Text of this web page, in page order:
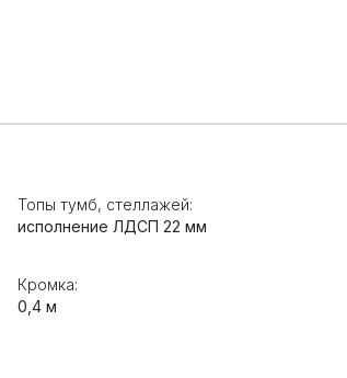
Топы тумб, стеллажей:
исполнение ЛДСП 22 мм
Кромка:
0,4 м